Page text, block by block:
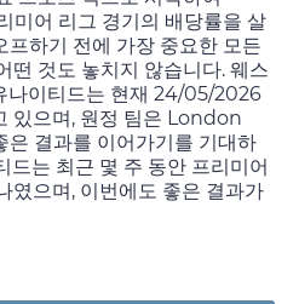
미어 리그 경기의 배당률을 살
프하기 전에 가장 중요한 모든
떤 것도 놓치지 않습니다. 웨스
나이티드는 현재 24/05/2026
있으며, 원정 팀은 London
결과를 이어가기를 기대하
드는 최근 몇 주 동안 프리미어
였으며, 이번에도 좋은 결과가